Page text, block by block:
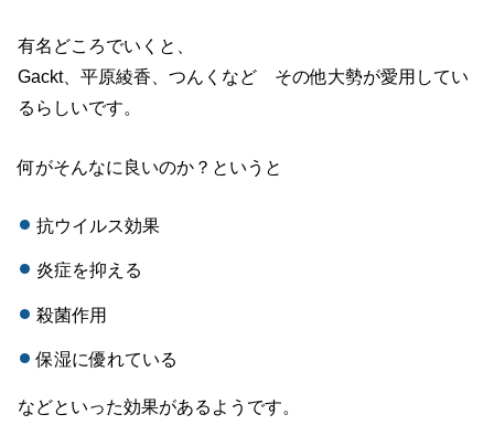
有名どころでいくと、
Gackt、平原綾香、つんくなど その他大勢が愛用してい
るらしいです。
何がそんなに良いのか？というと
抗ウイルス効果
炎症を抑える
殺菌作用
保湿に優れている
などといった効果があるようです。